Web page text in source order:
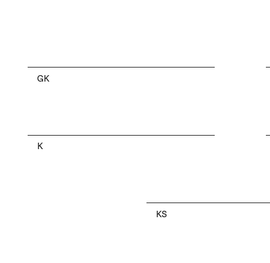
GK
K
KS